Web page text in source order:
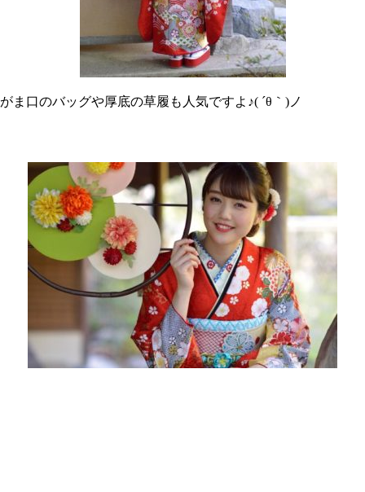
がま口のバッグや厚底の草履も人気ですよ♪( ´θ｀)ノ